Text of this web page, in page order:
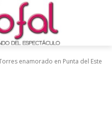
enamorado en Punta del Este